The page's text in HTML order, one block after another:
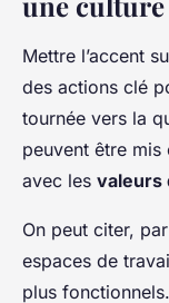
Mettre l’accent
des actions clé
tournée vers la
peuvent être
avec les valeurs
On peut citer,
espaces de
plus